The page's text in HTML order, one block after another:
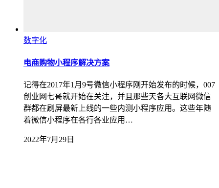
数字化
电商购物小程序解决方案
记得在2017年1月9号微信小程序刚开始发布的时候，007
创业网七哥就开始在关注，并且那些天各大互联网微信
群都在刷屏最新上线的一些内测小程序应用。这些年随
着微信小程序在各行各业应用…
2022年7月29日